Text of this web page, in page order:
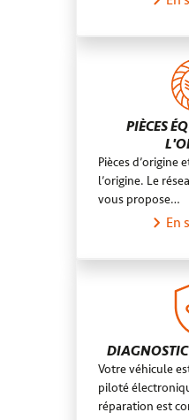
PIÈCES
Pièces d’origine
l’origine. Le
vous propose…
En
Votre véhicule
piloté
réparation est